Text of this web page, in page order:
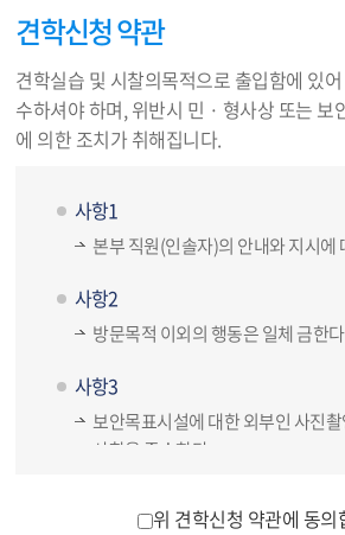
견학신청 약관
견학실습 및 시찰의목적으로 출입함에 있
수하셔야 하며, 위반시 민 · 형사상 또는 보
에 의한 조치가 취해집니다.
사항1
본부 직원(인솔자)의 안내와 지시에
사항2
방문목적 이외의 행동은 일체 금한
사항3
보안목표시설에 대한 외부인 사진
사항을 준수한다.
금지위 견학신청 약관에 동의